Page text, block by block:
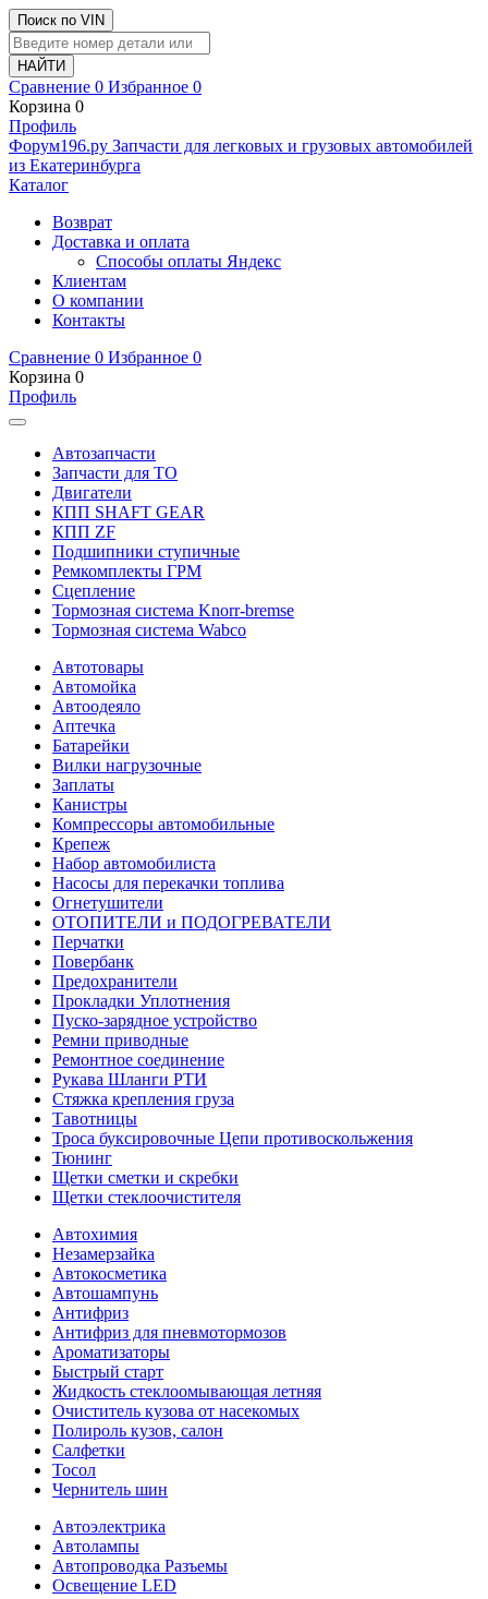
Поиск по VIN
Сравнение 0 Избранное 0
Корзина 0
Профиль
Фoрум196.ру Запчасти для легковых и грузовых автомобилей
из Екатеринбурга
Каталог
Возврат
Доставка и оплата
Способы оплаты Яндекс
Клиентам
О компании
Контакты
Сравнение 0 Избранное 0
Корзина 0
Профиль
Автозапчасти
Запчасти для ТО
Двигатели
КПП SHAFT GEAR
КПП ZF
Подшипники ступичные
Ремкомплекты ГРМ
Сцепление
Тормозная система Knorr-bremse
Тормозная система Wabco
Автотовары
Автомойка
Автоодеяло
Аптечка
Батарейки
Вилки нагрузочные
Заплаты
Канистры
Компрессоры автомобильные
Крепеж
Набор автомобилиста
Насосы для перекачки топлива
Огнетушители
ОТОПИТЕЛИ и ПОДОГРЕВАТЕЛИ
Перчатки
Повербанк
Предохранители
Прокладки Уплотнения
Пуско-зарядное устройство
Ремни приводные
Ремонтное соединение
Рукава Шланги РТИ
Стяжка крепления груза
Тавотницы
Троса буксировочные Цепи противоскольжения
Тюнинг
Щетки сметки и скребки
Щетки стеклоочистителя
Автохимия
Незамерзайка
Автокосметика
Автошампунь
Антифриз
Антифриз для пневмотормозов
Ароматизаторы
Быстрый старт
Жидкость стеклоомывающая летняя
Очиститель кузова от насекомых
Полироль кузов, салон
Салфетки
Тосол
Чернитель шин
Автоэлектрика
Автолампы
Автопроводка Разъемы
Освещение LED